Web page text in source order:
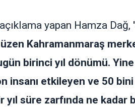
yapan Hamza Dağ,
Kahramanmaraş
birinci yıl dönümü.
etkileyen ve 50 bini
süre zarfında ne kadar